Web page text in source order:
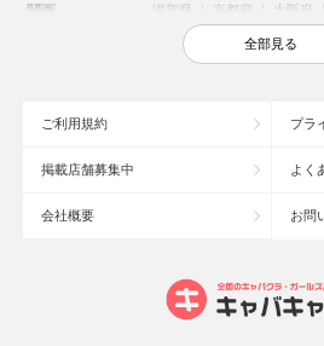
関西 滋賀県 京都府 大阪府
鳥取県 島根県 岡山県
沖縄県
大宮のキャバクラ
六本
池袋駅（西口）のキャバク
全部見る
ご利用規約 プラ
掲載店舗募集中 よく
会社概要 お問